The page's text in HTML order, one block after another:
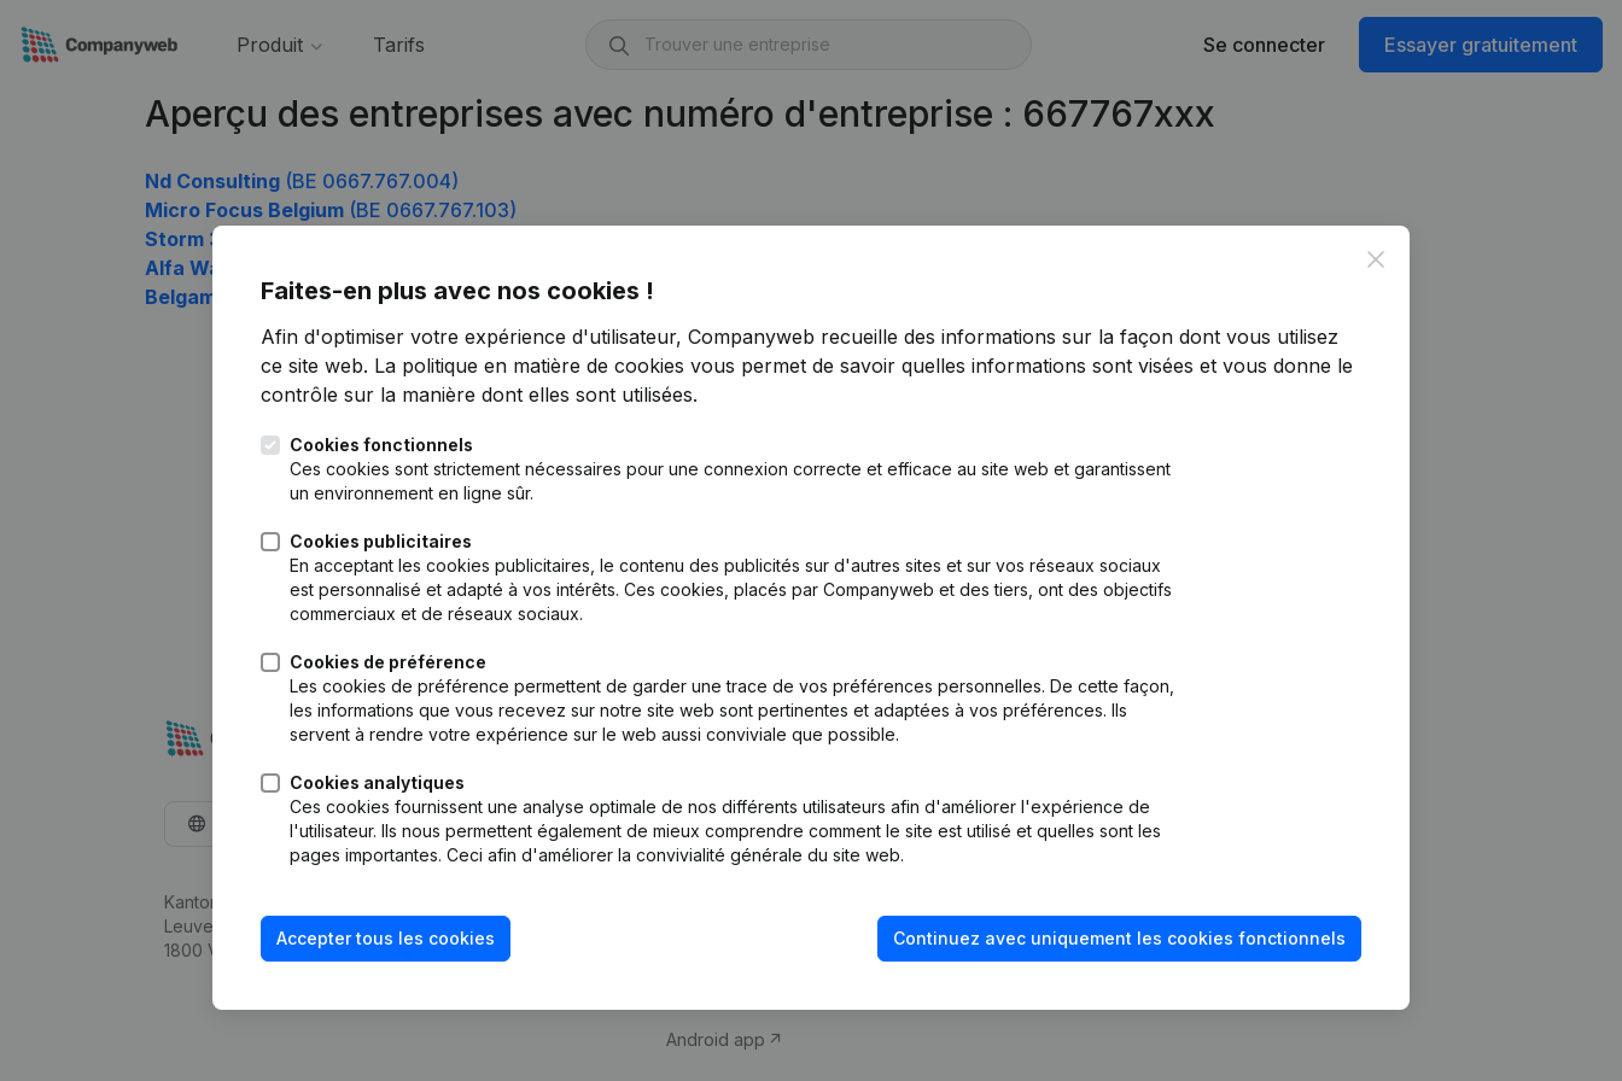
Produit Tarifs Se connecter Essayer gratuitement
Aperçu des entreprises avec numéro d'entreprise : 667767xxx
Nd Consulting (BE 0667.767.004)
Micro Focus Belgium (BE 0667.767.103)
Storm 36
Alfa Wash
Belgam Invest(BE 0667.767.992)
Close
Faites-en plus avec nos cookies !
Afin d'optimiser votre expérience d'utilisateur, Companyweb recueille des informations sur la façon dont vous utilisez
ce site web. La politique en matière de cookies vous permet de savoir quelles informations sont visées et vous donne le
contrôle sur la manière dont elles sont utilisées.
Cookies fonctionnels
Ces cookies sont strictement nécessaires pour une connexion correcte et efficace au site web et garantissent
un environnement en ligne sûr.
Cookies publicitaires
En acceptant les cookies publicitaires, le contenu des publicités sur d'autres sites et sur vos réseaux sociaux
est personnalisé et adapté à vos intérêts. Ces cookies, placés par Companyweb et des tiers, ont des objectifs
commerciaux et de réseaux sociaux.
Cookies de préférence
Les cookies de préférence permettent de garder une trace de vos préférences personnelles. De cette façon,
les informations que vous recevez sur notre site web sont pertinentes et adaptées à vos préférences. Ils
servent à rendre votre expérience sur le web aussi conviviale que possible.
Cookies analytiques
Ces cookies fournissent une analyse optimale de nos différents utilisateurs afin d'améliorer l'expérience de
l'utilisateur. Ils nous permettent également de mieux comprendre comment le site est utilisé et quelles sont les
pages importantes. Ceci afin d'améliorer la convivialité générale du site web.
Accepter tous les cookies Continuez avec uniquement les cookies fonctionnels
Français
Kantorenpark Everest
Leuvensesteenweg 248D,
1800 Vilvoorde
Produit
d’entreprise
Monitoring
Android app
fraude
Consulter des comptes annuels
Vérification de la solvabilité